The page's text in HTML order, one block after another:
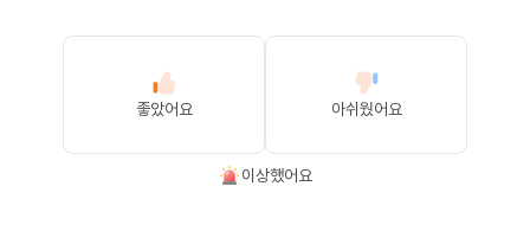
좋았어요 아쉬웠어요
이상했어요